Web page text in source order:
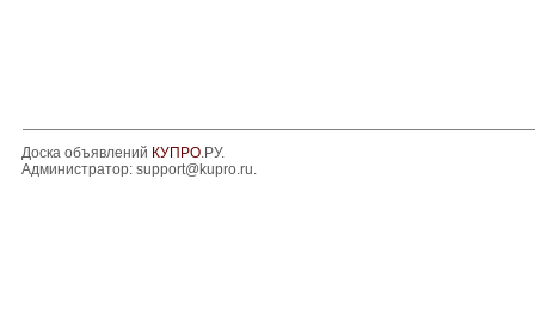
Доска объявлений КУПРО.РУ.
Администратор: support@kupro.ru.